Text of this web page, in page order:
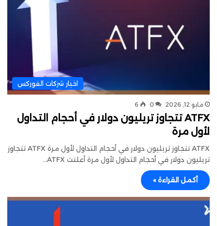
اخبار شركات الفوركس
مايو 12, 2026 0
6
ATFX تتجاوز تريليون دولار في أحجام التداول
لأول مرة
ATFX تتجاوز تريليون دولار في أحجام التداول لأول مرة ATFX تتجاوز
تريليون دولار في أحجام التداول لأول مرة أعلنت ATFX…
أكمل القراءة »